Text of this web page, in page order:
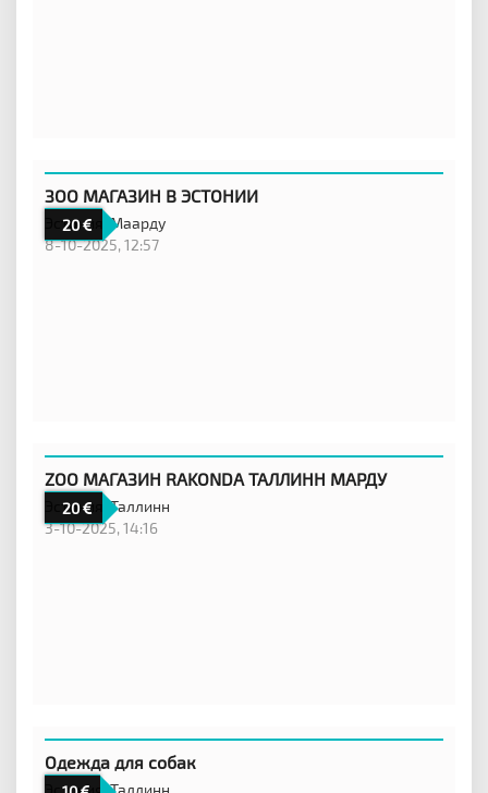
20
ЗОО МАГАЗИН В ЭСТОНИИ
Эстония,Маарду
8-10-2025, 12:57
20
ZOO МАГАЗИН RAKONDA ТАЛЛИНН МАРДУ
Эстония,Таллинн
3-10-2025, 14:16
Одежда для собак
Эстония,Таллинн